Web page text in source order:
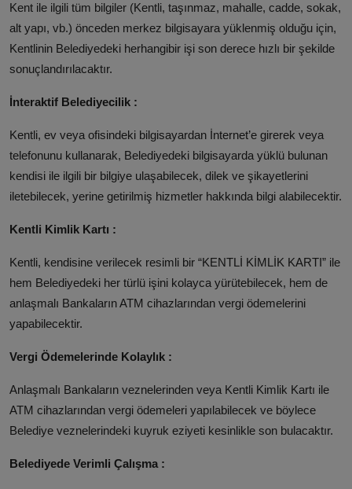
Kent ile ilgili tüm bilgiler (Kentli, taşınmaz, mahalle, cadde, sokak,
alt yapı, vb.) önceden merkez bilgisayara yüklenmiş olduğu için,
Kentlinin Belediyedeki herhangibir işi son derece hızlı bir şekilde
sonuçlandırılacaktır.
İnteraktif Belediyecilik :
Kentli, ev veya ofisindeki bilgisayardan İnternet’e girerek veya
telefonunu kullanarak, Belediyedeki bilgisayarda yüklü bulunan
kendisi ile ilgili bir bilgiye ulaşabilecek, dilek ve şikayetlerini
iletebilecek, yerine getirilmiş hizmetler hakkında bilgi alabilecektir.
Kentli Kimlik Kartı :
Kentli, kendisine verilecek resimli bir “KENTLİ KİMLİK KARTI” ile
hem Belediyedeki her türlü işini kolayca yürütebilecek, hem de
anlaşmalı Bankaların ATM cihazlarından vergi ödemelerini
yapabilecektir.
Vergi Ödemelerinde Kolaylık :
Anlaşmalı Bankaların veznelerinden veya Kentli Kimlik Kartı ile
ATM cihazlarından vergi ödemeleri yapılabilecek ve böylece
Belediye veznelerindeki kuyruk eziyeti kesinlikle son bulacaktır.
Belediyede Verimli Çalışma :